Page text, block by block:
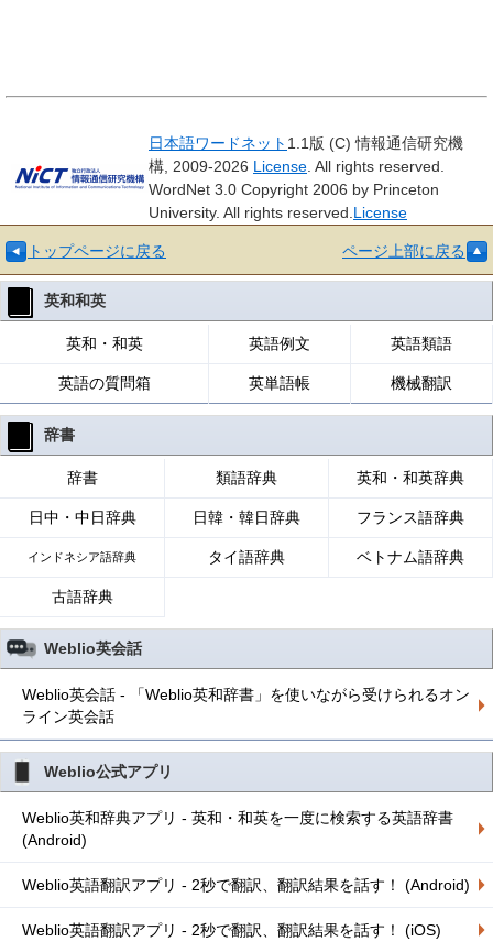
日本語ワードネット 1.1版 (C) 情報通信研究機
構, 2009-2026 License . All rights reserved.
WordNet 3.0 Copyright 2006 by Princeton
University. All rights reserved. License
トップページに戻る ページ上部に戻る
英和和英
英和・和英 英語例文 英語類語
英語の質問箱 英単語帳 機械翻訳
辞書
辞書 類語辞典 英和・和英辞典
日中・中日辞典 日韓・韓日辞典 フランス語辞典
インドネシア語辞典 タイ語辞典 ベトナム語辞典
古語辞典
Weblio英会話
Weblio英会話 - 「Weblio英和辞書」を使いながら受けられるオン
ライン英会話
Weblio公式アプリ
Weblio英和辞典アプリ - 英和・和英を一度に検索する英語辞書
(Android)
Weblio英語翻訳アプリ - 2秒で翻訳、翻訳結果を話す！ (Android)
Weblio英語翻訳アプリ - 2秒で翻訳、翻訳結果を話す！ (iOS)